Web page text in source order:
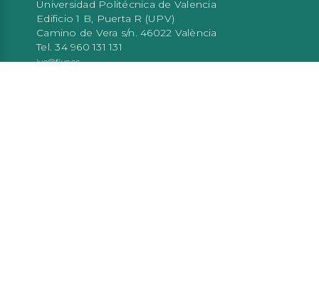
Universidad Politécnica de Valencia
Edificio 1 B, Puerta R (UPV)
Camino de Vera s/n. 46022 València
Tel. 34 960 131 131
ive@five.es